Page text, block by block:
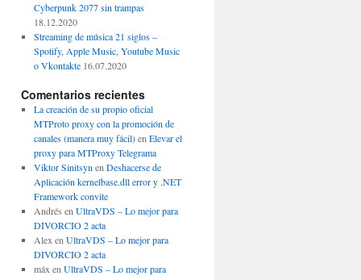
Cyberpunk 2077 sin trampas
18.12.2020
Streaming de música 21 siglos –
Spotify, Apple Music, Youtube Music
o Vkontakte 16.07.2020
Comentarios recientes
La creación de su propio oficial
MTProto proxy con la promoción de
canales (manera muy fácil)en Elevar el
proxy para MTProxy Telegrama
Viktor Sinitsyn en Deshacerse de
Aplicación kernelbase.dll error y .NET
Framework convite
Andrés en UltraVDS – Lo mejor para
DIVORCIO 2 acta
Alex en UltraVDS – Lo mejor para
DIVORCIO 2 acta
máx en UltraVDS – Lo mejor para